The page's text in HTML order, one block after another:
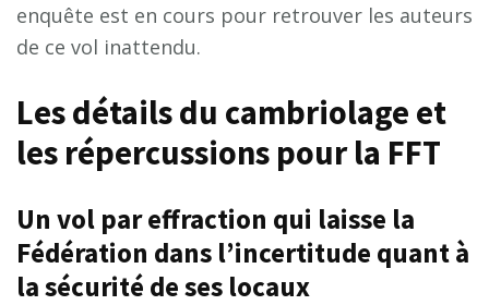
enquête est en cours pour retrouver les auteurs
de ce vol inattendu.
Les détails du cambriolage et
les répercussions pour la FFT
Un vol par effraction qui laisse la
Fédération dans l’incertitude quant à
la sécurité de ses locaux